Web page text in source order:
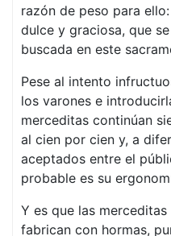
razón de peso para
dulce y graciosa, que
buscada en este
Pese al intento
los varones e
merceditas continúan
al cien por cien y, a
aceptados entre el
probable es su
Y es que las
fabrican con hormas,